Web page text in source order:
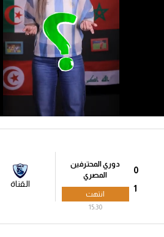
0
1
دوري المحترفين
المصري
انتهت
15:30
القناة